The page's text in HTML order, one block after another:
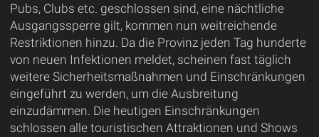
Pubs, Clubs etc. geschlossen sind, eine nächtliche
Ausgangssperre gilt, kommen nun weitreichende
Restriktionen hinzu. Da die Provinz jeden Tag hunderte
von neuen Infektionen meldet, scheinen fast täglich
weitere Sicherheitsmaßnahmen und Einschränkungen
eingeführt zu werden, um die Ausbreitung
einzudämmen. Die heutigen Einschränkungen
schlossen alle touristischen Attraktionen und Shows